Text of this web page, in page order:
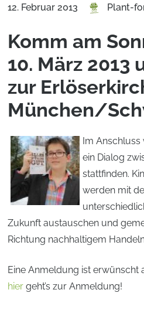
12. Februar 2013 Plant-
Komm am
10. März 2013
zur
München/
Im Anschluss
ein Dialog
stattfinden.
werden mit
Zukunft austauschen und
Richtung nachhaltigem
Eine Anmeldung ist erwünscht
hier geht’s zur Anmeldung!